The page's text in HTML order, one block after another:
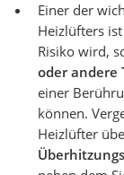
Einer der
Heizlüfters
Risiko wird,
oder andere
einer
können.
Heizlüfter